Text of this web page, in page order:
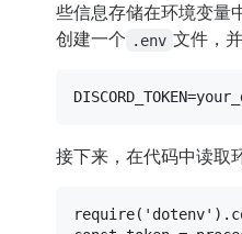
些信息存储在环境变量
创建一个 .env 文件，
DISCORD_TOKEN
接下来，在代码中读取
require( 'dotenv' ).